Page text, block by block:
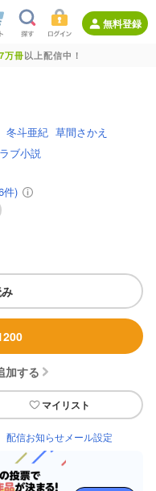
無料登録
万冊以上配信中！
冬斗亜紀 草間さかえ
ブ小説
件)
加する
マイリスト
配信お知らせメール設定